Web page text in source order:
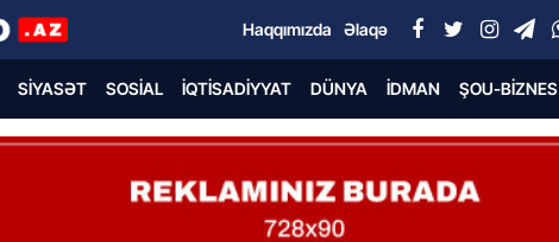
Haqqımızda Əlaqə
SIYASƏT SOSIAL İQTISADIYYAT DÜNYA İDMAN ŞOU-BIZNES